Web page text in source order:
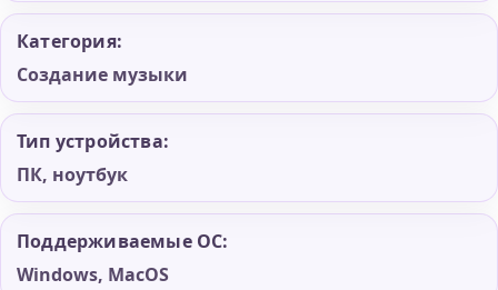
Категория:
Создание музыки
Тип устройства:
ПК, ноутбук
Поддерживаемые ОС:
Windows, MacOS